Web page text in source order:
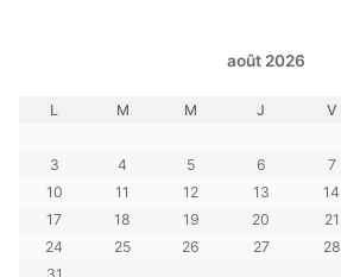
août 2026
L M M J V
3
4 5 6 7
10
11 12 13 14
17
18 19 20 21
24
25 26 27 28